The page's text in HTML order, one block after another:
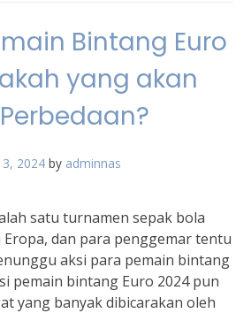
Bintang Euro
yang akan
2024 by adminnas
satu turnamen sepak bola
dan para penggemar tentu
aksi para pemain bintang
pemain bintang Euro 2024 pun
yang banyak dibicarakan oleh